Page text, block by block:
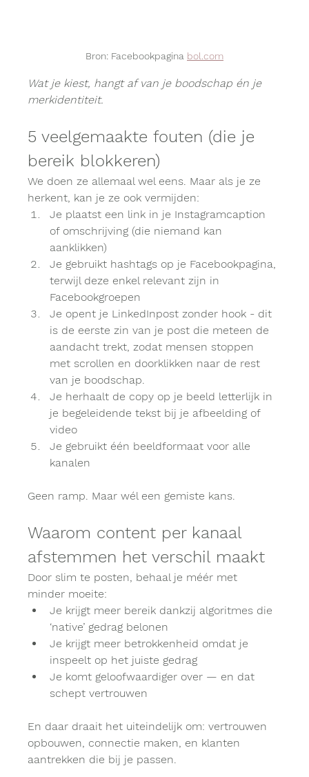
Bron: Facebookpagina bol.com
Wat je kiest, hangt af van je boodschap én je
merkidentiteit.
5 veelgemaakte fouten (die je
bereik blokkeren)
We doen ze allemaal wel eens. Maar als je ze
herkent, kan je ze ook vermijden:
Je plaatst een link in je Instagramcaption
of omschrijving (die niemand kan
aanklikken)
Je gebruikt hashtags op je Facebookpagina,
terwijl deze enkel relevant zijn in
Facebookgroepen
Je opent je LinkedInpost zonder hook - dit
is de eerste zin van je post die meteen de
aandacht trekt, zodat mensen stoppen
met scrollen en doorklikken naar de rest
van je boodschap.
Je herhaalt de copy op je beeld letterlijk in
je begeleidende tekst bij je afbeelding of
video
Je gebruikt één beeldformaat voor alle
kanalen
Geen ramp. Maar wél een gemiste kans.
Waarom content per kanaal
afstemmen het verschil maakt
Door slim te posten, behaal je méér met
minder moeite:
Je krijgt meer bereik dankzij algoritmes die
‘native’ gedrag belonen
Je krijgt meer betrokkenheid omdat je
inspeelt op het juiste gedrag
Je komt geloofwaardiger over — en dat
schept vertrouwen
En daar draait het uiteindelijk om: vertrouwen
opbouwen, connectie maken, en klanten
aantrekken die bij je passen.